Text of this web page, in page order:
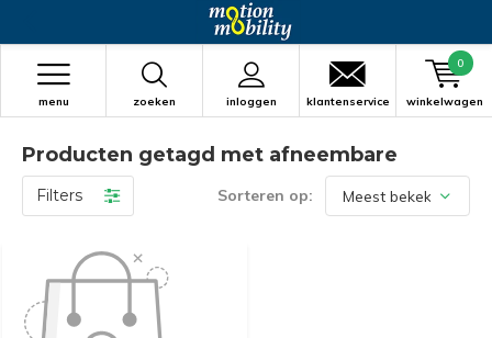
zoeken inloggen
menu klantenservice winkelwagen
0
Producten getagd met afneembare
Filters Sorteren op: